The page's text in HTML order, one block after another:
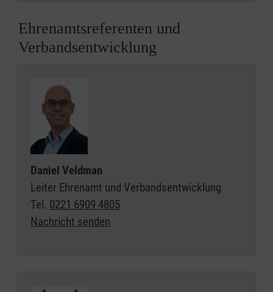
Ehrenamtsreferenten und
Verbandsentwicklung
Daniel Veldman
Leiter Ehrenamt und Verbandsentwicklung
Tel. 0221 6909 4805
Nachricht senden